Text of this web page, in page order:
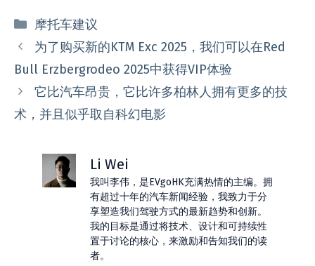
分
类
摩托车建议
为了购买新的KTM Exc 2025，我们可以在Red
Bull Erzbergrodeo 2025中获得VIP体验
它比汽车昂贵，它比许多柏林人拥有更多的技
术，并且似乎取自科幻电影
Li Wei
我叫李伟，是EVgoHK充满热情的主编。拥
有超过十年的汽车新闻经验，我致力于分
享塑造我们驾驶方式的最新趋势和创新。
我的目标是通过将技术、设计和可持续性
置于讨论的核心，来激励和告知我们的读
者。